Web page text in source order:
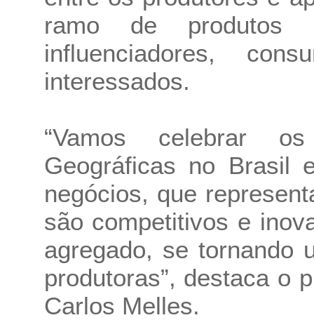
ramo de produtos
influenciadores,
interessados.
“Vamos celebrar
Geográficas no Brasil
negócios, que
são competitivos e
agregado, se tornando
produtoras”, destaca o
Carlos Melles.